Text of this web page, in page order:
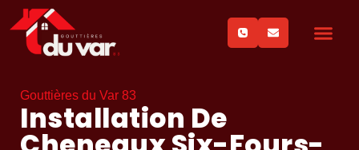
Gouttières du Var 83
Installation De